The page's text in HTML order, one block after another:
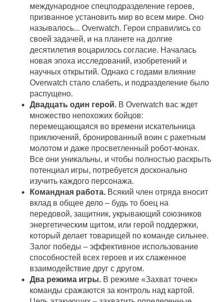
международное спецподразделение героев,
призванное установить мир во всем мире. Оно
называлось... Overwatch. Герои справились со
своей задачей, и на планете на долгие
десятилетия воцарилось согласие. Началась
новая эпоха исследований, изобретений и
научных открытий. Однако с годами влияние
Overwatch стало слабеть, и подразделение было
распущено.
Двадцать один герой. В Overwatch вас ждет
множество непохожих бойцов:
перемещающаяся во времени искательница
приключений, бронированный воин с ракетным
молотом и даже просветленный робот-монах.
Все они уникальны, и чтобы полностью раскрыть
потенциал игры, потребуется досконально
изучить каждого персонажа.
Командная работа. Всякий член отряда вносит
вклад в общее дело – будь то боец на
передовой, защитник, укрывающий союзников
энергетическим щитом, или герой поддержки,
который делает товарищей по команде сильнее.
Залог победы – эффективное использование
способностей всех героев и их слаженное
взаимодействие друг с другом.
Два режима игры. В режиме «Захват точек»
команды сражаются за контроль над картой.